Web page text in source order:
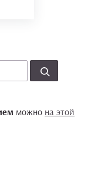
можно на этой